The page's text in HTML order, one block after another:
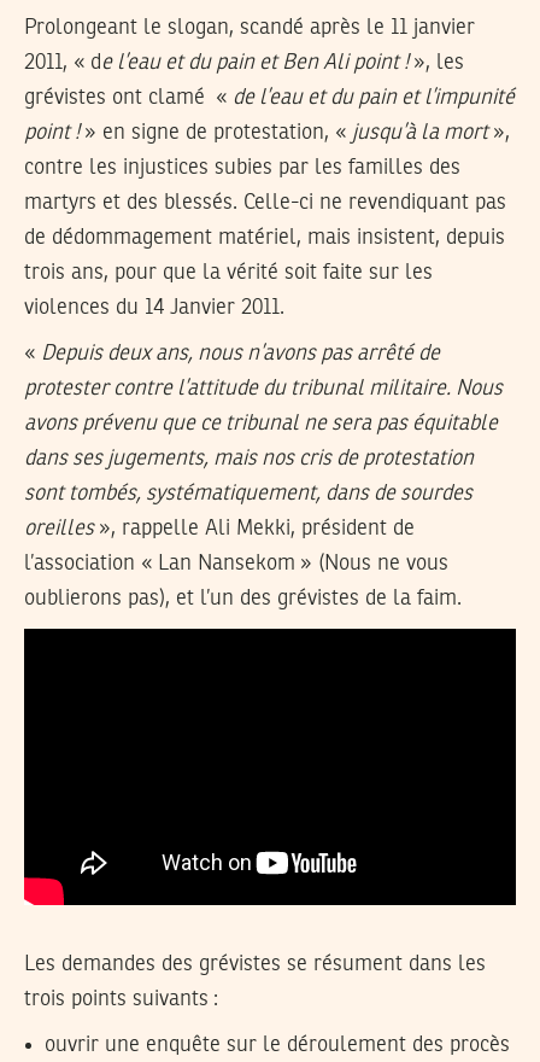
Prolongeant le slogan, scandé après le 11 janvier
2011, « d e l’eau et du pain et Ben Ali point !», les
grévistes ont clamé « de l’eau et du pain et l’impunité
point !» en signe de protestation, « jusqu’à la mort»,
contre les injustices subies par les familles des
martyrs et des blessés. Celle-ci ne revendiquant pas
de dédommagement matériel, mais insistent, depuis
trois ans, pour que la vérité soit faite sur les
violences du 14 Janvier 2011.
« Depuis deux ans, nous n’avons pas arrêté de
protester contre l’attitude du tribunal militaire. Nous
avons prévenu que ce tribunal ne sera pas équitable
dans ses jugements, mais nos cris de protestation
sont tombés, systématiquement, dans de sourdes
oreilles», rappelle Ali Mekki, président de
l’association « Lan Nansekom » (Nous ne vous
oublierons pas), et l’un des grévistes de la faim.
Les demandes des grévistes se résument dans les
trois points suivants :
ouvrir une enquête sur le déroulement des procès